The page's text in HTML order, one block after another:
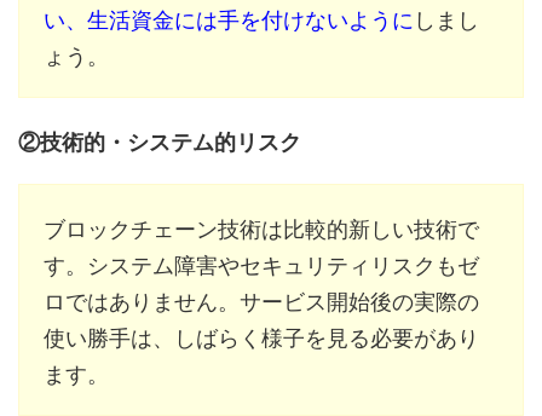
い、生活資金には手を付けないように しまし
ょう。
②技術的・システム的リスク
ブロックチェーン技術は比較的新しい技術で
す。システム障害やセキュリティリスクもゼ
ロではありません。サービス開始後の実際の
使い勝手は、しばらく様子を見る必要があり
ます。